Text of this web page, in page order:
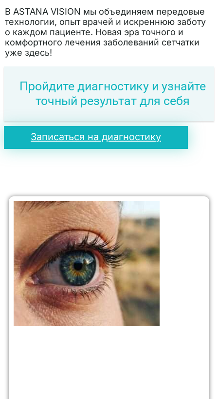
В ASTANA VISION мы объединяем передовые
технологии, опыт врачей и искреннюю заботу
о каждом пациенте. Новая эра точного и
комфортного лечения заболеваний сетчатки
уже здесь!
Пройдите диагностику и узнайте
точный результат для себя
Записаться на диагностику